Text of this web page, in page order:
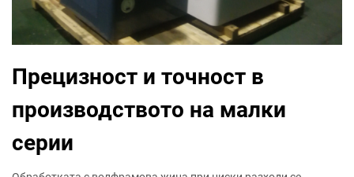
Прецизност и точност в
производството на малки
серии